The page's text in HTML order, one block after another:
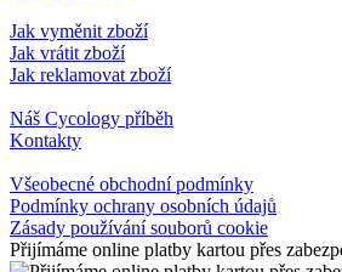
Jak vyměnit zboží
Jak vrátit zboží
Jak reklamovat zboží
Náš Cycology příběh
Kontakty
Všeobecné obchodní podmínky
Podmínky ochrany osobních údajů
Zásady používání souborů cookie
Přijímáme online platby kartou přes